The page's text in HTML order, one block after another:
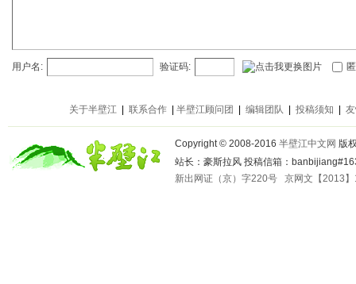
用户名: 验证码:
关于半壁江 联系合作 半壁江顾问团 编辑团队 投稿须知
Copyright © 2008-2016 半壁江中文网 版
站长：豪斯拉风 投稿信箱：
新出网证（京）字220号
京网文【2013